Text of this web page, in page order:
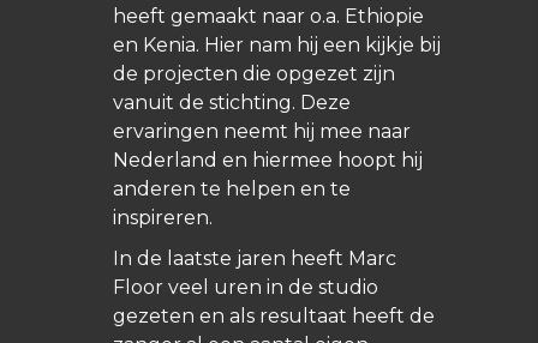
heeft gemaakt naar o.a. Ethiopie
en Kenia. Hier nam hij een kijkje bij
de projecten die opgezet zijn
vanuit de stichting. Deze
ervaringen neemt hij mee naar
Nederland en hiermee hoopt hij
anderen te helpen en te
inspireren.
In de laatste jaren heeft Marc
Floor veel uren in de studio
gezeten en als resultaat heeft de